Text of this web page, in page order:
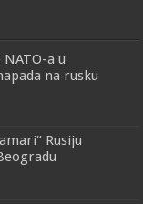
a u
na rusku
Rusiju